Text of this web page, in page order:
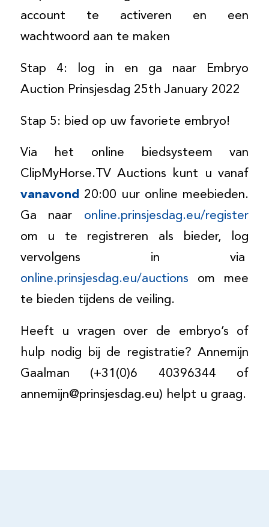
account te activeren en een
wachtwoord aan te maken
Stap 4: log in en ga naar Embryo
Auction Prinsjesdag 25th January 2022
Stap 5: bied op uw favoriete embryo!
Via het online biedsysteem van
ClipMyHorse.TV Auctions kunt u vanaf
vanavond 20:00 uur online meebieden.
Ga naar online.prinsjesdag.eu/register
om u te registreren als bieder, log
vervolgens in via
online.prinsjesdag.eu/auctions om mee
te bieden tijdens de veiling.
Heeft u vragen over de embryo’s of
hulp nodig bij de registratie? Annemijn
Gaalman (+31(0)6 40396344 of
annemijn@prinsjesdag.eu) helpt u graag.